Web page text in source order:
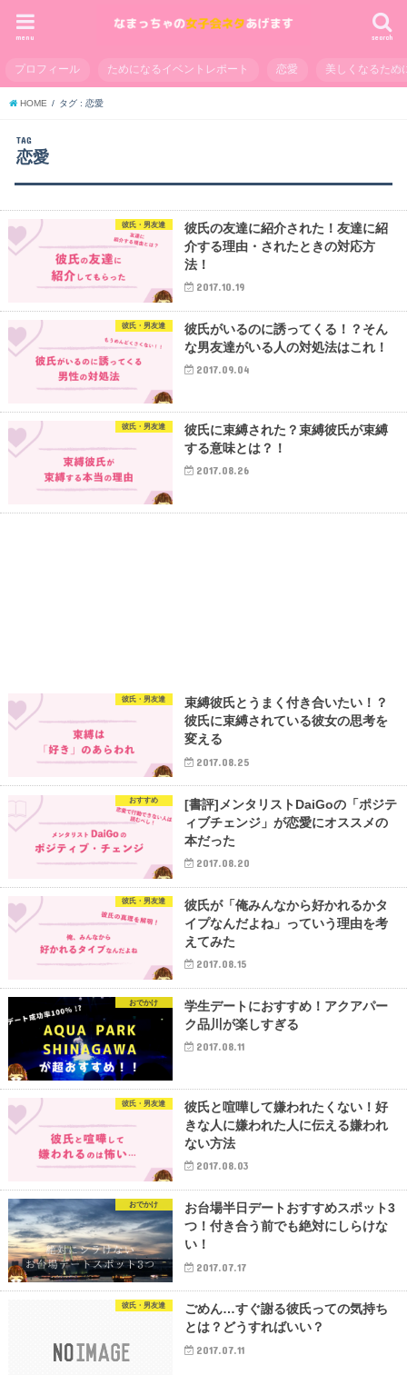
search
menu
プロフィール ためになるイベントレポート 恋愛 美しくなるため
HOME タグ : 恋愛
TAG
恋愛
彼氏・男友達
彼氏の友達に紹介された！友達に紹
介する理由・されたときの対応方
法！
2017.10.19
彼氏・男友達
彼氏がいるのに誘ってくる！？そん
な男友達がいる人の対処法はこれ！
2017.09.04
彼氏・男友達
彼氏に束縛された？束縛彼氏が束縛
する意味とは？！
2017.08.26
彼氏・男友達
束縛彼氏とうまく付き合いたい！？
彼氏に束縛されている彼女の思考を
変える
2017.08.25
おすすめ
[書評]メンタリストDaiGoの「ポジテ
ィブチェンジ」が恋愛にオススメの
本だった
2017.08.20
彼氏・男友達
彼氏が「俺みんなから好かれるかタ
イプなんだよね」っていう理由を考
えてみた
2017.08.15
おでかけ
学生デートにおすすめ！アクアパー
ク品川が楽しすぎる
2017.08.11
彼氏・男友達
彼氏と喧嘩して嫌われたくない！好
きな人に嫌われた人に伝える嫌われ
ない方法
2017.08.03
おでかけ
お台場半日デートおすすめスポット3
つ！付き合う前でも絶対にしらけな
い！
2017.07.17
彼氏・男友達
ごめん…すぐ謝る彼氏っての気持ち
とは？どうすればいい？
2017.07.11